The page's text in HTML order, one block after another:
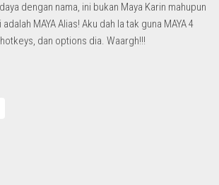
dengan nama, ini bukan Maya Karin mahupun
MAYA Alias! Aku dah la tak guna MAYA 4
dan options dia. Waargh!!!